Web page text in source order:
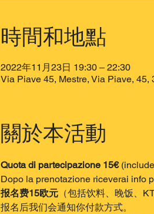
時間和地點
2022年11月23日 19:30 – 22:30
Via Piave 45, Mestre, Via Piave, 45,
關於本活動
Quota di partecipazione 15€
Dopo la prenotazione riceverai info
报名费15欧元（包括饮料、晚饭、
报名后我们会通知你付款方式。